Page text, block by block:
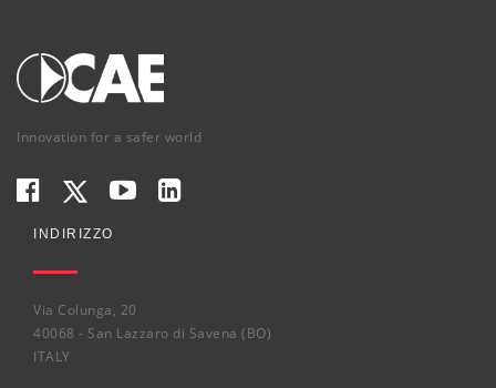
Innovation for a safer world
INDIRIZZO
Via Colunga, 20
40068 - San Lazzaro di Savena (BO)
ITALY